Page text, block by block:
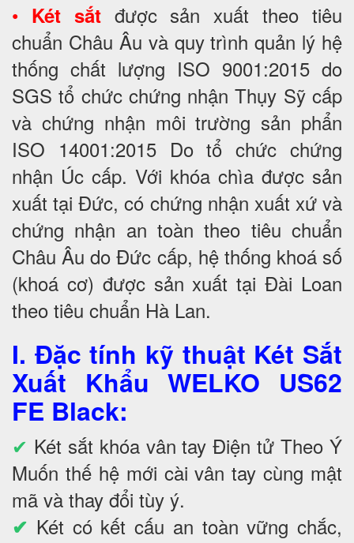
• Két sắtđược sản xuất theo tiêu
chuẩn Châu Âu và quy trình quản lý hệ
thống chất lượng ISO 9001:2015 do
SGS tổ chức chứng nhận Thụy Sỹ cấp
và chứng nhận môi trường sản phẩn
ISO 14001:2015 Do tổ chức chứng
nhận Úc cấp. Với khóa chìa được sản
xuất tại Đức, có chứng nhận xuất xứ và
chứng nhận an toàn theo tiêu chuẩn
Châu Âu do Đức cấp, hệ thống khoá số
(khoá cơ) được sản xuất tại Đài Loan
theo tiêu chuẩn Hà Lan.
I. Đặc tính kỹ thuật Két Sắt
Xuất Khẩu WELKO US62
FE Black:
✔ Két sắt khóa vân tay Điện tử Theo Ý
Muốn thế hệ mới cài vân tay cùng mật
mã và thay đổi tùy ý.
✔ Két có kết cấu an toàn vững chắc,